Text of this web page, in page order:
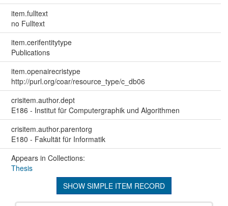
item.fulltext
no Fulltext
item.cerifentitytype
Publications
item.openairecristype
http://purl.org/coar/resource_type/c_db06
crisitem.author.dept
E186 - Institut für Computergraphik und Algorithmen
crisitem.author.parentorg
E180 - Fakultät für Informatik
Appears in Collections:
Thesis
SHOW SIMPLE ITEM RECORD